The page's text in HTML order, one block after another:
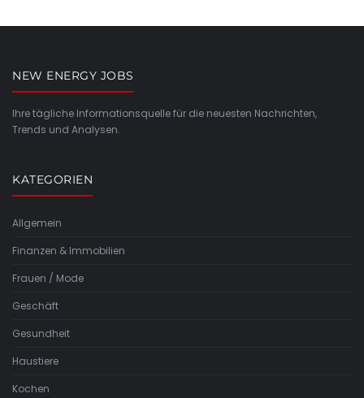
NEW ENERGY JOBS
Ihre tägliche Informationsquelle für die neuesten Nachrichten,
Trends und Analysen.
KATEGORIEN
Allgemein
Finanzen & Immobilien
Frauen / Mode
Geschäft
Gesundheit
Haustiere
Kochen